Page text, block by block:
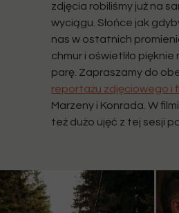
zdjęcia robiliśmy już na
wyciągu. Słońce jak
nas w ostatnich
chmur i oświetliło pięknie
parę. Zapraszamy do
reportażu zdjęciowego i
Marzeny i Konrada. W
też dużo ujęć z tej sesji